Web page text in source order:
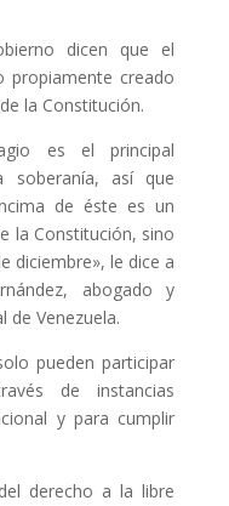
dicen que el
propiamente creado
la Constitución.
es el principal
soberanía, así que
de éste es un
la Constitución, sino
diciembre», le dice a
abogado y
de Venezuela.
pueden participar
de instancias
y para cumplir
derecho a la libre